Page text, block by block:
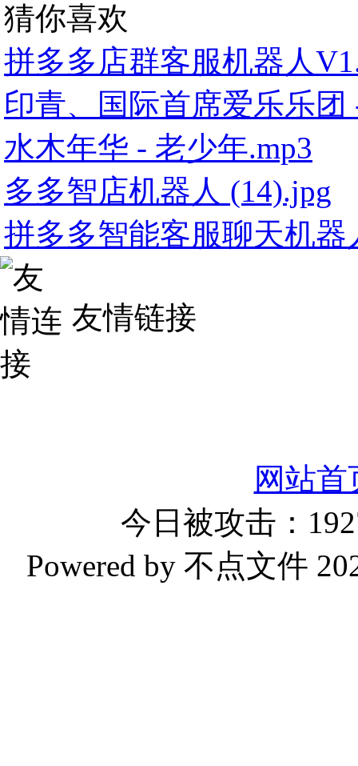
猜你喜欢
拼多多店群客服机器人
印青、国际首席爱乐乐团
水木年华 - 老少年.mp3
多多智店机器人 (14).jpg
拼多多智能客服聊天机器
友情链接
网站首
今日被攻击：
Powered by 不点文件